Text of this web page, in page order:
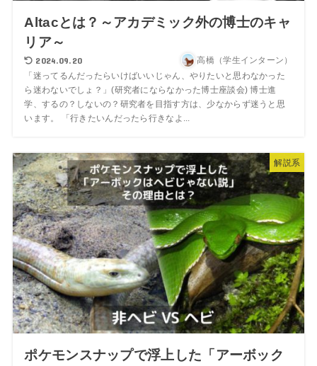
Altacとは？～アカデミック外の博士のキャ
リア～
2024.09.20 高橋（学生インターン）
「迷ってるんだったらいけばいいじゃん、やりたいと思わなかった
ら迷わないでしょ？」(研究者にならなかった博士座談会) 博士進
学、するの？しないの？研究者を目指す方は、少なからず迷うと思
います。 「行きたいんだったら行きなよ...
解説系
ポケモンスナップで浮上した「アーボック